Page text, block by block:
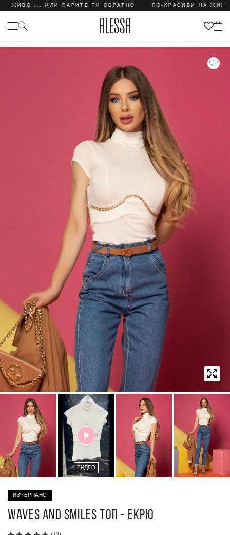
... ИЛИ ПАРИТЕ ТИ ОБРАТНО ПО-КРАСИВИ НА ЖИВО ...
ВИДЕО
ИЗЧЕРПАНО
WAVES AND SMILES ТОП - ЕКРЮ